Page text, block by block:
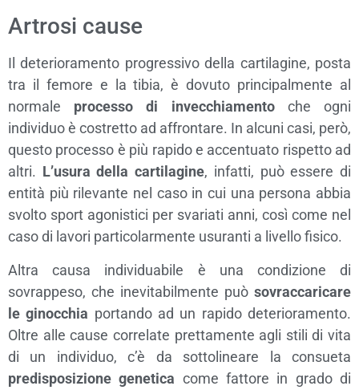
Artrosi cause
Il deterioramento progressivo della cartilagine, posta
tra il femore e la tibia, è dovuto principalmente al
normale processo di invecchiamentoche ogni
individuo è costretto ad affrontare. In alcuni casi, però,
questo processo è più rapido e accentuato rispetto ad
altri. L’usura della cartilagine, infatti, può essere di
entità più rilevante nel caso in cui una persona abbia
svolto sport agonistici per svariati anni, così come nel
caso di lavori particolarmente usuranti a livello fisico.
Altra causa individuabile è una condizione di
sovrappeso, che inevitabilmente può sovraccaricare
le ginocchia portando ad un rapido deterioramento.
Oltre alle cause correlate prettamente agli stili di vita
di un individuo, c’è da sottolineare la consueta
predisposizione genetica come fattore in grado di